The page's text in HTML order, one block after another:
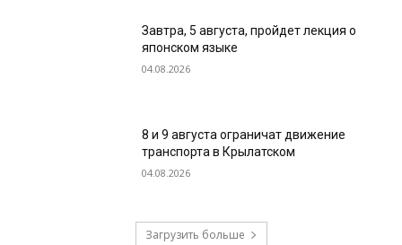
Завтра, 5 августа, пройдет лекция о
японском языке
04.08.2026
8 и 9 августа ограничат движение
транспорта в Крылатском
04.08.2026
Загрузить больше